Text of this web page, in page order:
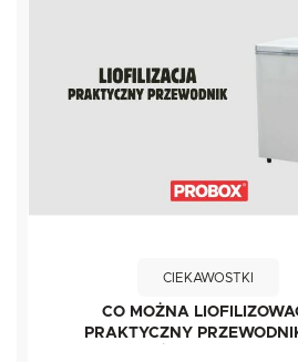
CIEKAWOSTKI
CO MOŻNA
PRAKTYCZNY